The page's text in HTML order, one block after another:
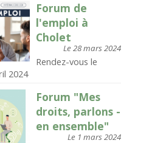
Forum de
l'emploi à
Cholet
Le 28 mars 2024
Rendez-vous le
2024
Forum "Mes
droits, parlons -
en ensemble"
Le 1 mars 2024